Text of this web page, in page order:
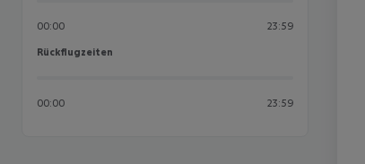
00:00 23:59
Rückflugzeiten
Rückflugzeiten
00:00 23:59